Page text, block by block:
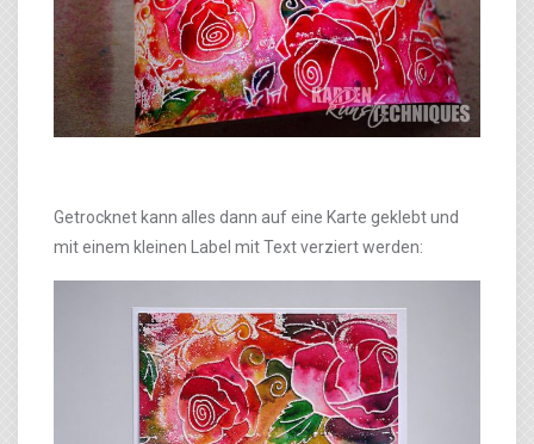
Getrocknet kann alles dann auf eine Karte geklebt und
mit einem kleinen Label mit Text verziert werden: